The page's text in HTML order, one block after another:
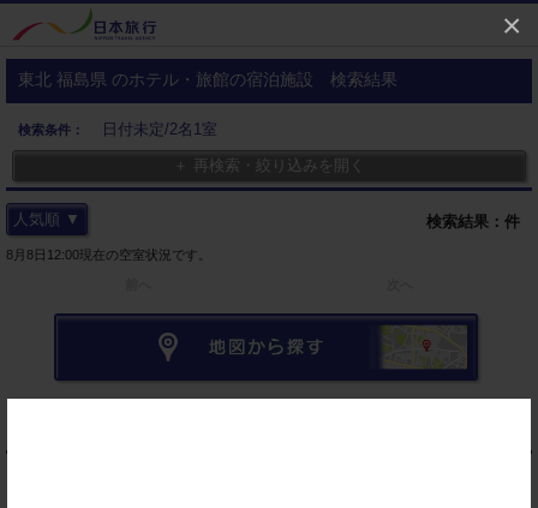
×
東北 福島県 のホテル・旅館の宿泊施設 検索結果
検索条件：
日付未定/2名1室
＋ 再検索・絞り込みを開く
検索結果： 件
人気順 ▼
8月8日12:00現在の空室状況です。